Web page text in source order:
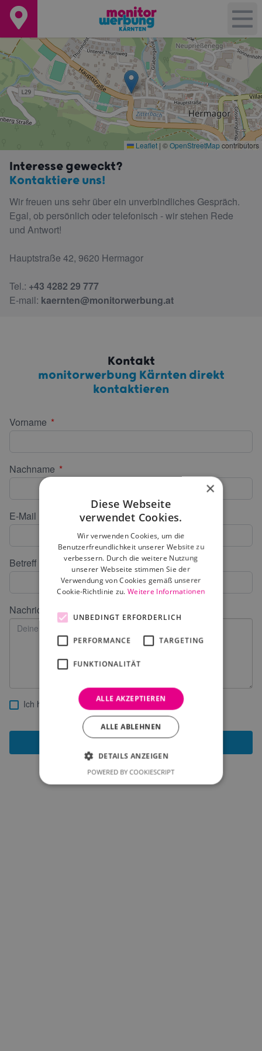
Interesse geweckt?
Kontaktiere uns!
Wir freuen uns sehr über ein unverbindliches Gespräch.
Egal, ob persönlich oder telefonisch - wir stehen Rede
und Antwort!
Hauptstraße 42, 9620 Hermagor
Tel.: +43 4282 29 777
E-mail: kaernten@monitorwerbung.at
Leaflet | ©OpenStreetMapcontributors
Kontakt
monitorwerbung Kärnten direkt
kontaktieren
Vorname
Nachname
E-Mail
Betreff
Nachricht
Ich habe die AGBs gelesen und akzeptiere diese.
ANFRAGE SENDEN
×
Diese Webseite
verwendet Cookies.
Wir verwenden Cookies, um die
Benutzerfreundlichkeit unserer Website zu
verbessern. Durch die weitere Nutzung
unserer Webseite stimmen Sie der
Verwendung von Cookies gemäß unserer
Cookie-Richtlinie zu.Weitere Informationen
UNBEDINGT ERFORDERLICH
PERFORMANCE TARGETING
FUNKTIONALITÄT
ALLE AKZEPTIEREN
ALLE ABLEHNEN
DETAILS ANZEIGEN
POWERED BY COOKIESCRIPT